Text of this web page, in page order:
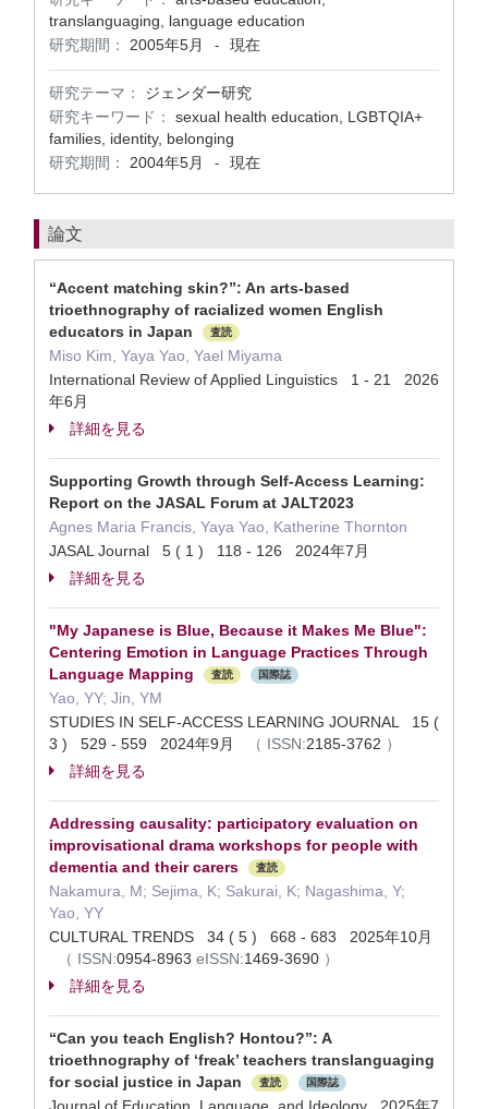
translanguaging, language education
研究期間：
2005年5月 - 現在
研究テーマ：
ジェンダー研究
研究キーワード：
sexual health education, LGBTQIA+
families, identity, belonging
研究期間：
2004年5月 - 現在
論文
“Accent matching skin?”: An arts-based
trioethnography of racialized women English
educators in Japan
査読
Miso Kim, Yaya Yao, Yael Miyama
International Review of Applied Linguistics 1 - 21 2026
年6月
詳細を見る
Supporting Growth through Self-Access Learning:
Report on the JASAL Forum at JALT2023
Agnes Maria Francis, Yaya Yao, Katherine Thornton
JASAL Journal 5 ( 1 ) 118 - 126 2024年7月
詳細を見る
"My Japanese is Blue, Because it Makes Me Blue":
Centering Emotion in Language Practices Through
Language Mapping
査読 国際誌
Yao, YY; Jin, YM
STUDIES IN SELF-ACCESS LEARNING JOURNAL 15 (
3 ) 529 - 559 2024年9月
（ ISSN:2185-3762 ）
詳細を見る
Addressing causality: participatory evaluation on
improvisational drama workshops for people with
dementia and their carers
査読
Nakamura, M; Sejima, K; Sakurai, K; Nagashima, Y;
Yao, YY
CULTURAL TRENDS 34 ( 5 ) 668 - 683 2025年10月
（ ISSN:0954-8963 eISSN:1469-3690 ）
詳細を見る
“Can you teach English? Hontou?”: A
trioethnography of ‘freak’ teachers translanguaging
for social justice in Japan
査読 国際誌